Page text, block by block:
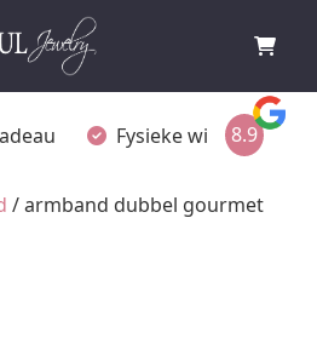
in Ommen Gratis
8.9
/ armband dubbel gourmet